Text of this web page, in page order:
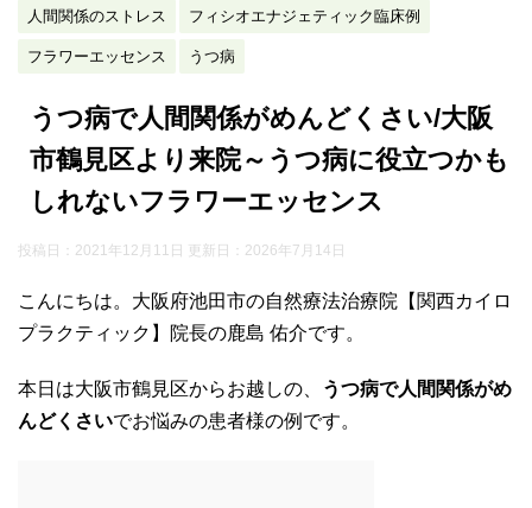
人間関係のストレス フィシオエナジェティック臨床例
フラワーエッセンス うつ病
うつ病で人間関係がめんどくさい/大阪
市鶴見区より来院～うつ病に役立つかも
しれないフラワーエッセンス
投稿日：2021年12月11日 更新日： 2026年7月14日
こんにちは。大阪府池田市の自然療法治療院【関西カイロ
プラクティック】院長の鹿島 佑介です。
本日は大阪市鶴見区からお越しの、
うつ病で人間関係がめ
んどくさいでお悩みの患者様の例です。